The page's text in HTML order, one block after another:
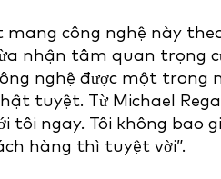
công nghệ này
nhận tầm quan trọng
nghệ được một trong
tuyệt. Từ Michael
tôi ngay. Tôi không bao
hàng thì tuyệt vời”.